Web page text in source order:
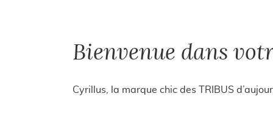
Bienvenue dans
Cyrillus, la marque chic des TRIBUS